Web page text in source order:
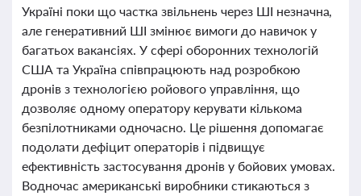
Україні поки що частка звільнень через ШІ незначна,
але генеративний ШІ змінює вимоги до навичок у
багатьох вакансіях. У сфері оборонних технологій
США та Україна співпрацюють над розробкою
дронів з технологією ройового управління, що
дозволяє одному оператору керувати кількома
безпілотниками одночасно. Це рішення допомагає
подолати дефіцит операторів і підвищує
ефективність застосування дронів у бойових умовах.
Водночас американські виробники стикаються з